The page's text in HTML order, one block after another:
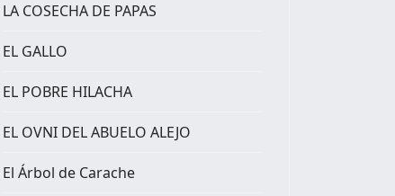
LA COSECHA DE PAPAS
EL GALLO
EL POBRE HILACHA
EL OVNI DEL ABUELO ALEJO
El Árbol de Carache